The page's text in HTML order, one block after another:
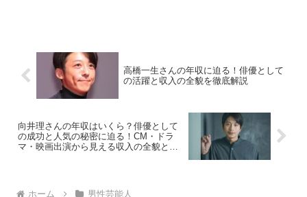
高橋一生さんの年収に迫る！俳優として
の活躍と収入の全貌を徹底解説
向井理さんの年収はいくら？俳優として
の成功と人気の秘密に迫る！CM・ドラ
マ・映画出演から見える収入の全貌と
ホーム 男性芸能人